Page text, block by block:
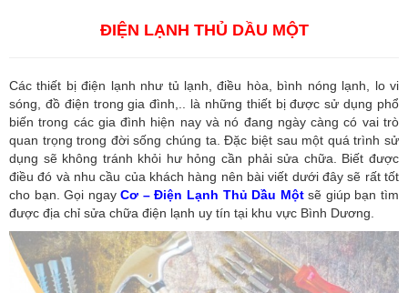
ĐIỆN LẠNH THỦ DẦU MỘT
Các thiết bị điện lạnh như tủ lạnh, điều hòa, bình nóng lạnh, lo vi
sóng, đồ điện trong gia đình,.. là những thiết bị được sử dụng phổ
biến trong các gia đình hiện nay và nó đang ngày càng có vai trò
quan trọng trong đời sống chúng ta. Đặc biệt sau một quá trình sử
dụng sẽ không tránh khỏi hư hỏng cần phải sửa chữa. Biết được
điều đó và nhu cầu của khách hàng nên bài viết dưới đây sẽ rất tốt
cho bạn. Gọi ngayCơ – Điện Lạnh Thủ Dầu Một sẽ giúp bạn tìm
được địa chỉ sửa chữa điện lạnh uy tín tại khu vực Bình Dương.